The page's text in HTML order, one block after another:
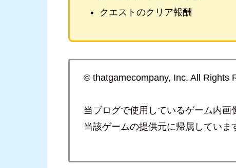
クエストのクリア報酬
© thatgamecompany, Inc. All Rights
当ブログで使用しているゲーム内画
当該ゲームの提供元に帰属していま